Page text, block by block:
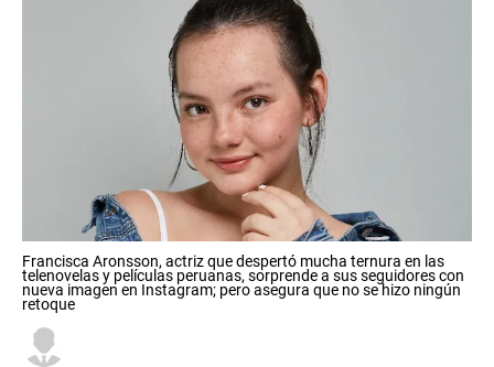
Francisca Aronsson, actriz que despertó mucha ternura en las
telenovelas y películas peruanas, sorprende a sus seguidores con
nueva imagen en Instagram; pero asegura que no se hizo ningún
retoque